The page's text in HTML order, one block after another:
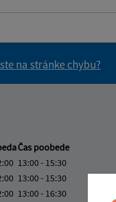
na stránke chybu?
Čas poobede
13:00 - 15:30
13:00 - 15:30
13:00 - 16:30